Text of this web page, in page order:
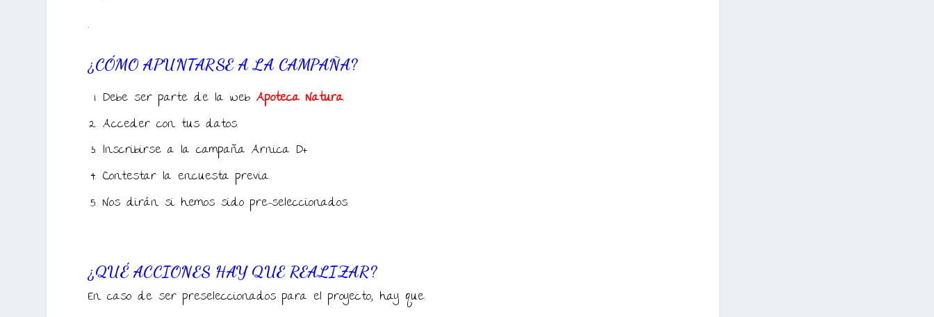
.
¿CÓMO APUNTARSE A LA CAMPAÑA?
Debe ser parte de la web Apoteca Natura.
Acceder con tus datos.
Inscribirse a la campaña Arnica D+
Contestar la encuesta previa.
Nos dirán si hemos sido pre-seleccionados.
¿QUÉ ACCIONES HAY QUE REALIZAR?
En caso de ser preseleccionados para el proyecto, hay que: